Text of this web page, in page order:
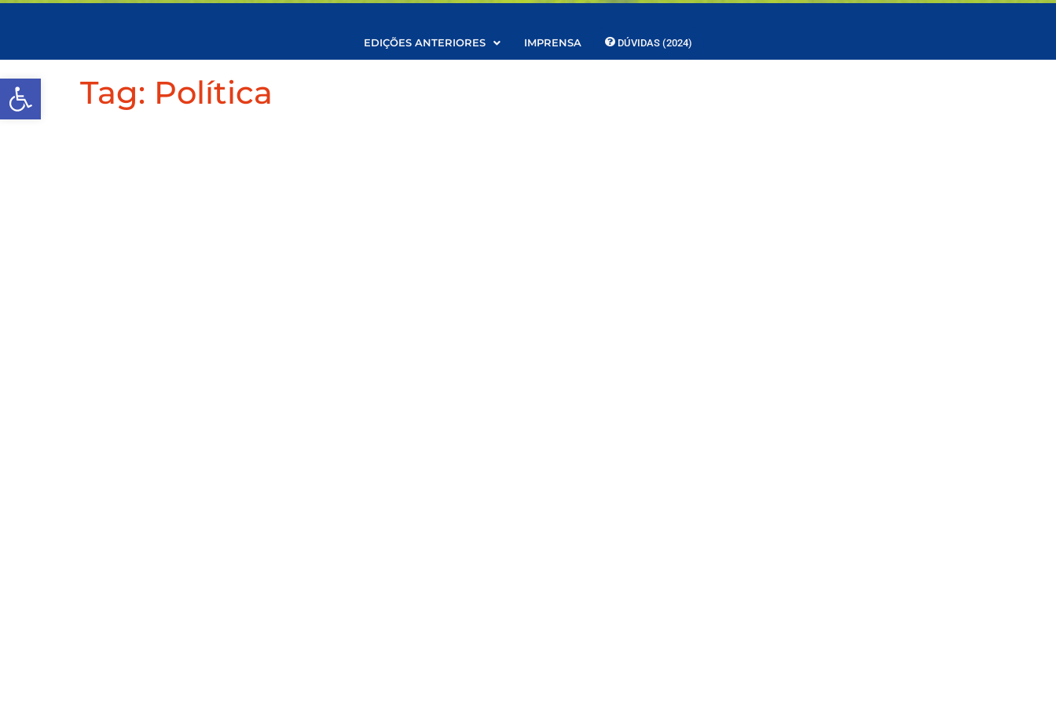
Abrir a barra de ferramentas
EDIÇÕES ANTERIORES IMPRENSA DÚVIDAS (2024)
Tag: Política